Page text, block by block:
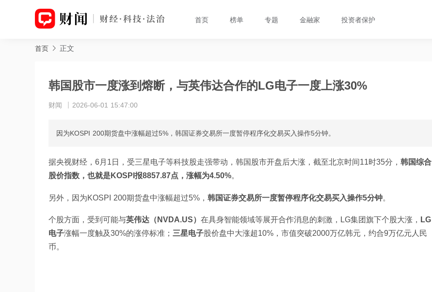
首页 榜单 专题 金融家 投资者保护
首页 正文
韩国股市一度涨到熔断，与英伟达合作的LG电子一度上涨30%
财闻 2026-06-01 15:47:00
因为KOSPI 200期货盘中涨幅超过5%，韩国证券交易所一度暂停程序化交易买入操作5分钟。
据央视财经，6月1日，受三星电子等科技股走强带动，韩国股市开盘后大涨，截至北京时间11时35分， 韩国综合
股价指数，也就是KOSPI报8857.87点，涨幅为4.50%。
另外，因为KOSPI 200期货盘中涨幅超过5%， 韩国证券交易所一度暂停程序化交易买入操作5分钟。
个股方面，受到可能与英伟达（NVDA.US） 在具身智能领域等展开合作消息的刺激，LG集团旗下个股大涨， LG
电子涨幅一度触及30%的涨停标准； 三星电子股价盘中大涨超10%，市值突破2000万亿韩元，约合9万亿元人民
币。